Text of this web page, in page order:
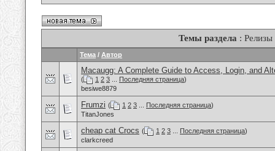
Темы раздела : Релизы
Тема / Автор
Macaugg: A Complete Guide to Access, Login, and
( 1 2 3 Последняя страница)
besiwe8879
Frumzi ( 1 2 3 Последняя страница)
TitanJones
cheap cat Crocs ( 1 2 3 Последняя страница)
clarkcreed